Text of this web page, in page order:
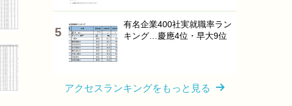
有名企業400社実就職率ラン
キング…慶應4位・早大9位
アクセスランキングをもっと見る